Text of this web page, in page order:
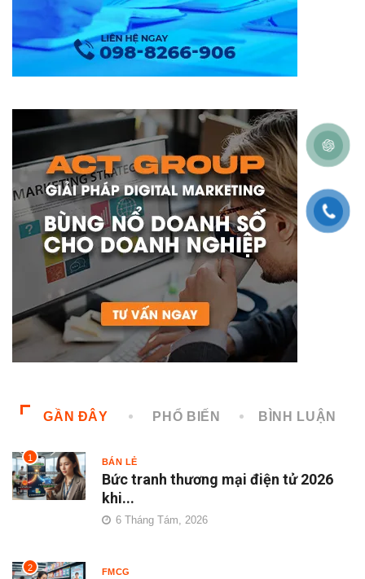
GẦN ĐÂY PHỔ BIẾN BÌNH LUẬN
1 BÁN LẺ
Bức tranh thương mại điện tử 2026
khi...
6 Tháng Tám, 2026
2 FMCG